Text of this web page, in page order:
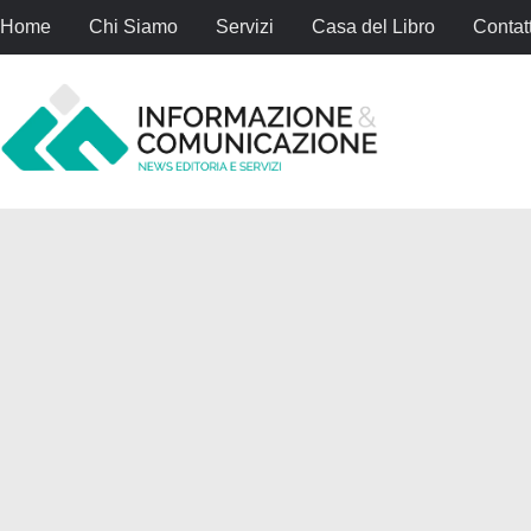
Home Chi Siamo Servizi Casa del Libro